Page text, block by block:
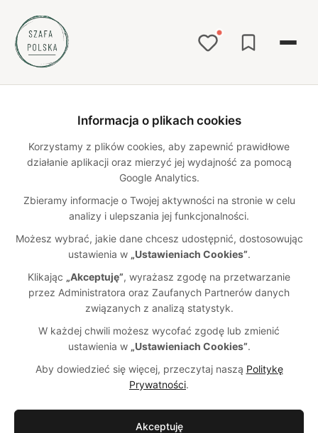
Informacja o plikach cookies
Korzystamy z plików cookies, aby zapewnić prawidłowe
działanie aplikacji oraz mierzyć jej wydajność za pomocą
Google Analytics.
Zbieramy informacje o Twojej aktywności na stronie w celu
analizy i ulepszania jej funkcjonalności.
Możesz wybrać, jakie dane chcesz udostępnić, dostosowując
ustawienia w „Ustawieniach Cookies”.
Klikając „Akceptuję”, wyrażasz zgodę na przetwarzanie
przez Administratora oraz Zaufanych Partnerów danych
związanych z analizą statystyk.
W każdej chwili możesz wycofać zgodę lub zmienić
ustawienia w „Ustawieniach Cookies”.
Aby dowiedzieć się więcej, przeczytaj naszą Politykę
Prywatności.
Akceptuję
/ Katalog personalizacja
Polskie ubrania z możliwością
personalizacji – polskie marki
polskich marek w katalogu
Szukasz polskich marek odzieżowych, które oferują
personalizację ubrań? Odkryj marki z Polski, które szyją
ubrania na miarę i pozwalają na dostosowanie produktów do
rozmiaru, koloru, materiału, dodatków lub całkowitego
projektu stworzonego specjalnie dla Ciebie. W naszym
katalogu znajdziesz wysokiej jakości ubrania damskie, męskie
i dziecięce od polskich producentów – od personalizowanych
koszul i sukienek, po spodnie, kurtki i akcesoria szyte według
wybieraj ubrania szyte lokalnie z możliwością personalizacji,
które idealnie dopasują się do Twojego stylu i potrzeb.
Znajdź markę dla siebie